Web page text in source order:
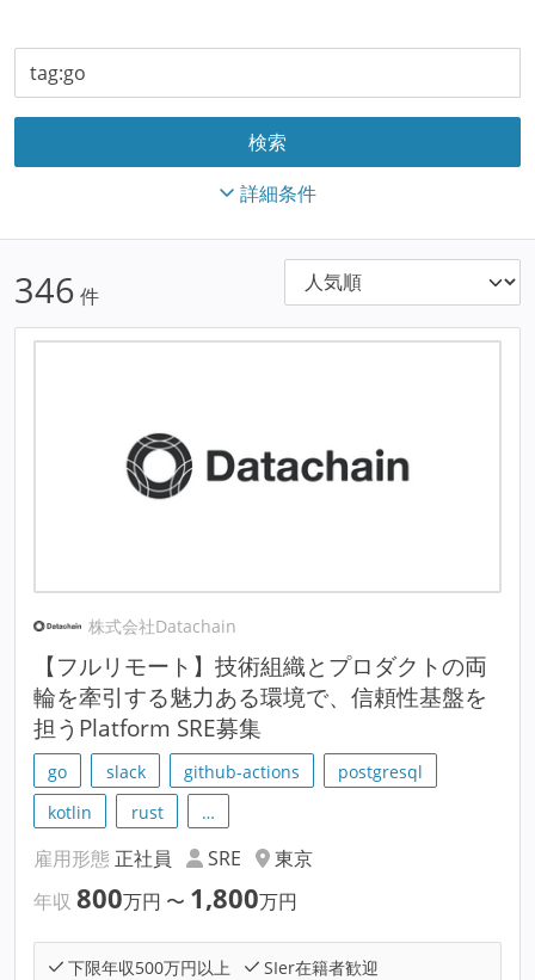
詳細条件
346 件
株式会社Datachain
【フルリモート】技術組織とプロダクトの両
輪を牽引する魅力ある環境で、信頼性基盤を
担うPlatform SRE募集
go slack github-actions
postgresql
kotlin
rust …
雇用形態 正社員 SRE
東京
年収 800万円 〜 1,800万円
下限年収500万円以上
SIer在籍者歓迎